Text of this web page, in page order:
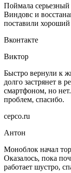
Поймала
Виндовс и
поставили
Вконтакте
Виктор
Быстро вернули к
долго застрянет в
смартфоном, но нет.
проблем, спасибо.
серсо.ru
Антон
Моноблок начал
Оказалось, пока
работает шустро,